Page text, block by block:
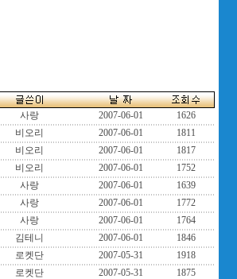
사랑 2007-06-01
1626
비오리 2007-06-01
1811
비오리 2007-06-01
1817
비오리 2007-06-01
1752
사랑 2007-06-01
1639
사랑 2007-06-01
1772
사랑 2007-06-01
1764
김테니 2007-06-01
1846
로켓단 2007-05-31
1918
로켓단 2007-05-31
1875